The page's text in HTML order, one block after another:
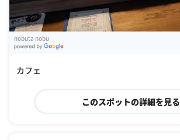
nobuta nobu
カフェ
このスポットの詳細を見る